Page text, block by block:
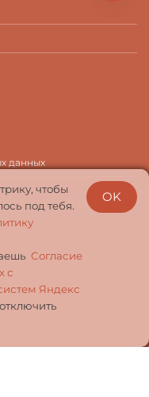
данных
чтобы
под тебя.
Cогласие
с
Яндекс
OK